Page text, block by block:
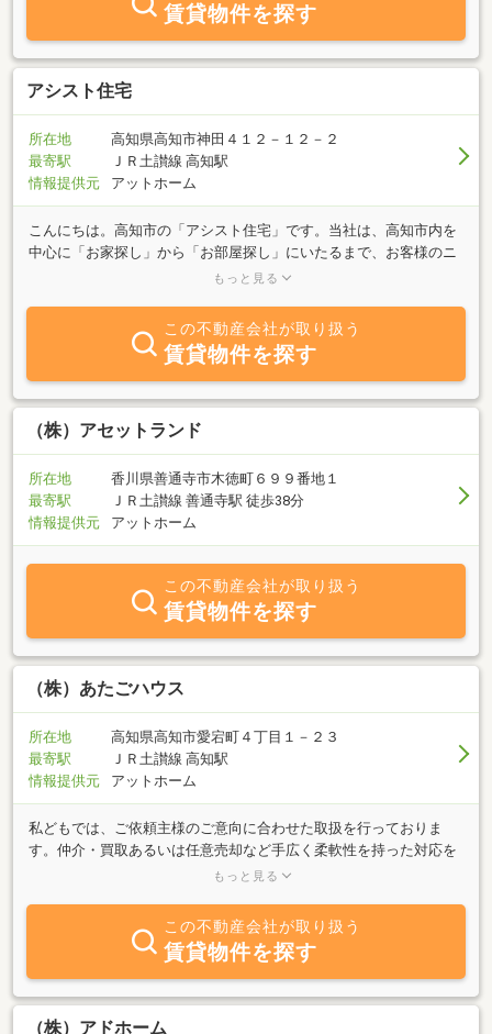
賃貸物件を探す
アシスト住宅
所在地
高知県高知市神田４１２－１２－２
最寄駅
ＪＲ土讃線 高知駅
情報提供元
アットホーム
こんにちは。高知市の「アシスト住宅」です。当社は、高知市内を
中心に「お家探し」から「お部屋探し」にいたるまで、お客様のニ
ーズに合った物件、プライオリティーの高い物件をご紹介する信頼
お任せ下さい。全力で皆様をアシストします！！
もっと見る
この不動産会社が取り扱う
賃貸物件を探す
（株）アセットランド
所在地
香川県善通寺市木徳町６９９番地１
最寄駅
ＪＲ土讃線 善通寺駅 徒歩38分
情報提供元
アットホーム
この不動産会社が取り扱う
賃貸物件を探す
（株）あたごハウス
所在地
高知県高知市愛宕町４丁目１－２３
最寄駅
ＪＲ土讃線 高知駅
情報提供元
アットホーム
私どもでは、ご依頼主様のご意向に合わせた取扱を行っておりま
す。仲介・買取あるいは任意売却など手広く柔軟性を持った対応を
しています。ご依頼者様にメリットをのある、お取り引きを第一に
て、遠隔地のご依頼者様も多数ご利用頂いています。
もっと見る
この不動産会社が取り扱う
賃貸物件を探す
（株）アドホーム